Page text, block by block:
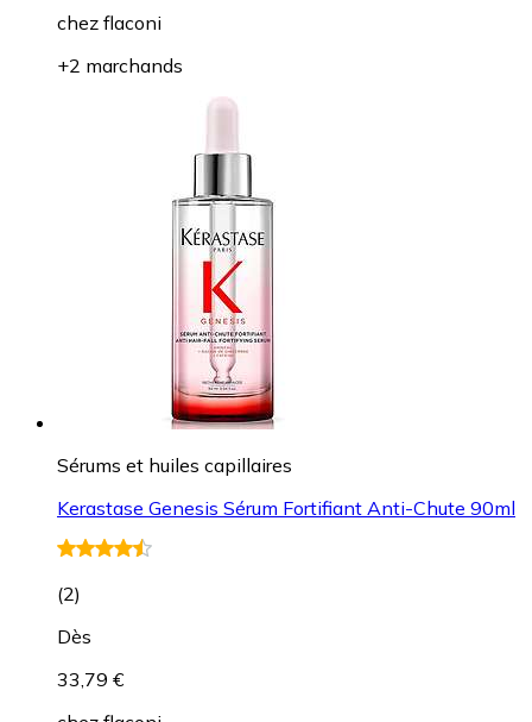
chez flaconi
+2 marchands
Sérums et huiles capillaires
Kerastase Genesis Sérum Fortifiant Anti-Chute 90ml
(2)
Dès
33,79 €